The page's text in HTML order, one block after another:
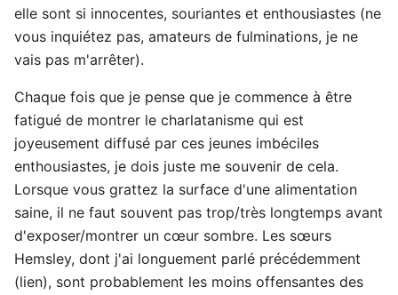
elle sont si innocentes, souriantes et enthousiastes (ne
vous inquiétez pas, amateurs de fulminations, je ne
vais pas m'arrêter).
Chaque fois que je pense que je commence à être
fatigué de montrer le charlatanisme qui est
joyeusement diffusé par ces jeunes imbéciles
enthousiastes, je dois juste me souvenir de cela.
Lorsque vous grattez la surface d'une alimentation
saine, il ne faut souvent pas trop/très longtemps avant
d'exposer/montrer un cœur sombre. Les sœurs
Hemsley, dont j'ai longuement parlé précédemment
(lien), sont probablement les moins offensantes des